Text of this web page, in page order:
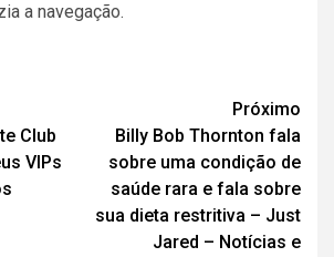
a navegação.
Club
VIPs
Próximo
Billy Bob Thornton fala
sobre uma condição de
saúde rara e fala sobre
sua dieta restritiva – Just
Jared – Notícias e